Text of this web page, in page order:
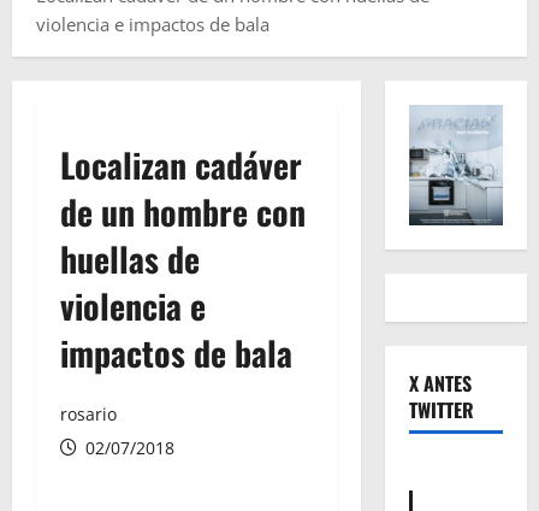
violencia e impactos de bala
Localizan cadáver
de un hombre con
huellas de
violencia e
impactos de bala
rosario
02/07/2018
X ANTES
TWITTER